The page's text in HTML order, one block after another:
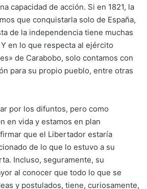
capacidad de acción. Si en 1821, la
que conquistarla solo de España,
de la independencia tiene muchas
en lo que respecta al ejército
de Carabobo, solo contamos con
para su propio pueblo, entre otras
por los difuntos, pero como
en vida y estamos en plan
que el Libertador estaría
de lo que lo estuvo a su
Incluso, seguramente, su
al conocer que todo lo que se
y postulados, tiene, curiosamente,